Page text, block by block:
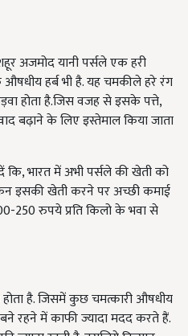
अजमोद यानी पर्सले एक हरी
हर्ब भी है. यह चमकीले हरे रंग
होता है.जिस वजह से इसके पत्ते,
बढ़ाने के लिए इस्तेमाल किया जाता
भारत में अभी पर्सले की खेती को
इसकी खेती करने पर अच्छी कमाई
250 रुपये प्रति किलो के भवा से
है. जिसमें कुछ चमत्कारी औषधीय
रहने में काफी ज्यादा मदद करते हैं.